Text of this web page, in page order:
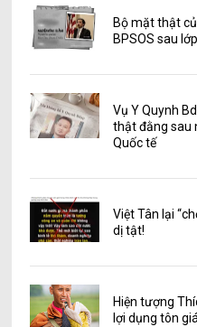
Bộ mặt thật
BPSOS sau
Vụ Y Quynh
thật đằng sau
Quốc tế
Việt Tân lại
dị tật!
Hiện tượng
lợi dụng tôn